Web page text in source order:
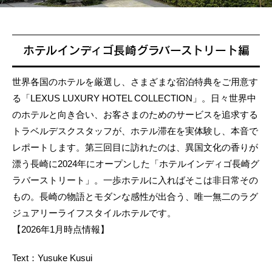
ホテルインディゴ長崎グラバーストリート編
世界各国のホテルを厳選し、さまざまな宿泊特典をご用意す
る「LEXUS LUXURY HOTEL COLLECTION」。日々世界中
のホテルと向き合い、お客さまのためのサービスを追求する
トラベルデスクスタッフが、ホテル滞在を実体験し、本音で
レポートします。第三回目に訪れたのは、異国文化の香りが
漂う長崎に2024年にオープンした「ホテルインディゴ長崎グ
ラバーストリート」。一歩ホテルに入ればそこは非日常その
もの。長崎の物語とモダンな感性が出合う、唯一無二のラグ
ジュアリーライフスタイルホテルです。
【2026年1月時点情報】
Text：Yusuke Kusui